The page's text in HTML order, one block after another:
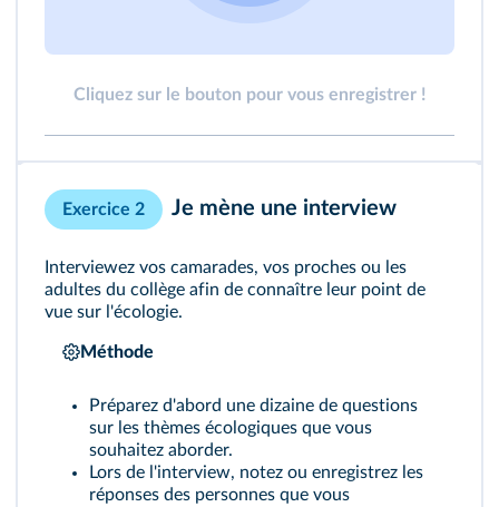
Cliquez sur le bouton pour vous enregistrer !
Exercice 2 Je mène une interview
Interviewez vos camarades, vos proches ou les
adultes du collège afin de connaître leur point de
vue sur l'écologie.
Méthode
Préparez d'abord une dizaine de questions
sur les thèmes écologiques que vous
souhaitez aborder.
Lors de l'interview, notez ou enregistrez les
réponses des personnes que vous